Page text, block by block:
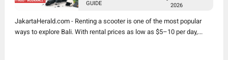
GUIDE
2026
JakartaHerald.com - Renting a scooter is one of the most popular
ways to explore Bali. With rental prices as low as $5–10 per day,...